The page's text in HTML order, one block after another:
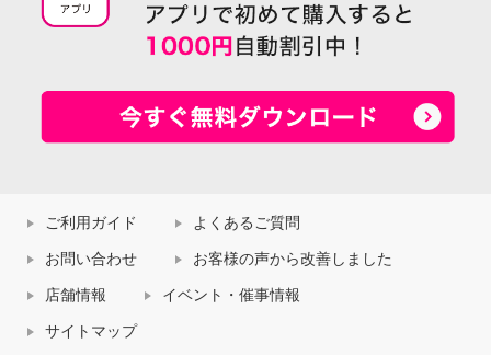
ご利用ガイド よくあるご質問
お問い合わせ お客様の声から改善しました
店舗情報 イベント・催事情報
サイトマップ